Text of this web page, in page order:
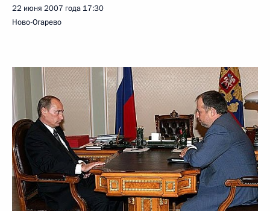
22 июня 2007 года 17:30
Ново-Огарево